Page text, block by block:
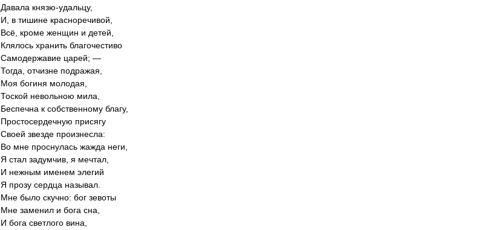
Давала князю-удальцу,
И, в тишине красноречивой,
Всё, кроме женщин и детей,
Клялось хранить благочестиво
Самодержавие царей; —
Тогда, отчизне подражая,
Моя богиня молодая,
Тоской невольною мила,
Беспечна к собственному благу,
Простосердечную присягу
Своей звезде произнесла:
Во мне проснулась жажда неги,
Я стал задумчив, я мечтал,
И нежным именем элегий
Я прозу сердца называл.
Мне было скучно: бог зевоты
Мне заменил и бога сна,
И бога светлого вина,